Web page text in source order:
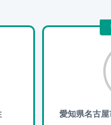
愛知県名古